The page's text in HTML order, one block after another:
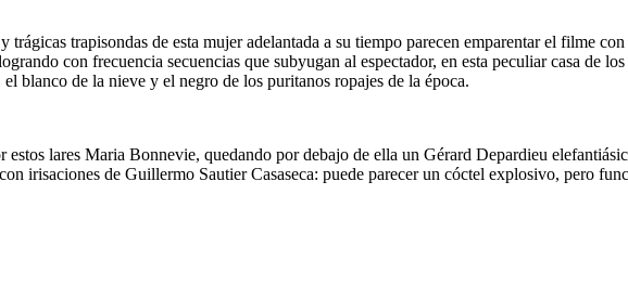
trágicas trapisondas de esta mujer adelantada a su tiempo parecen emparentar el filme
con frecuencia secuencias que subyugan al espectador, en esta peculiar casa de
blanco de la nieve y el negro de los puritanos ropajes de la época.
lares Maria Bonnevie, quedando por debajo de ella un Gérard Depardieu
irisaciones de Guillermo Sautier Casaseca: puede parecer un cóctel explosivo, pero